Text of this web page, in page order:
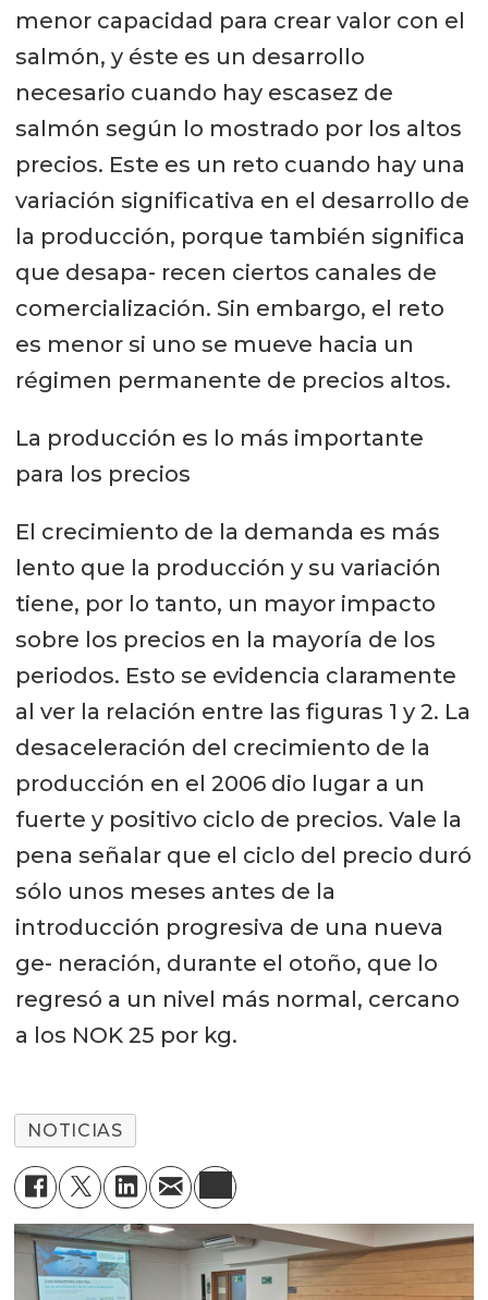
menor capacidad para crear valor con el
salmón, y éste es un desarrollo
necesario cuando hay escasez de
salmón según lo mostrado por los altos
precios. Este es un reto cuando hay una
variación significativa en el desarrollo de
la producción, porque también significa
que desapa- recen ciertos canales de
comercialización. Sin embargo, el reto
es menor si uno se mueve hacia un
régimen permanente de precios altos.
La producción es lo más importante
para los precios
El crecimiento de la demanda es más
lento que la producción y su variación
tiene, por lo tanto, un mayor impacto
sobre los precios en la mayoría de los
periodos. Esto se evidencia claramente
al ver la relación entre las figuras 1 y 2. La
desaceleración del crecimiento de la
producción en el 2006 dio lugar a un
fuerte y positivo ciclo de precios. Vale la
pena señalar que el ciclo del precio duró
sólo unos meses antes de la
introducción progresiva de una nueva
ge- neración, durante el otoño, que lo
regresó a un nivel más normal, cercano
a los NOK 25 por kg.
NOTICIAS